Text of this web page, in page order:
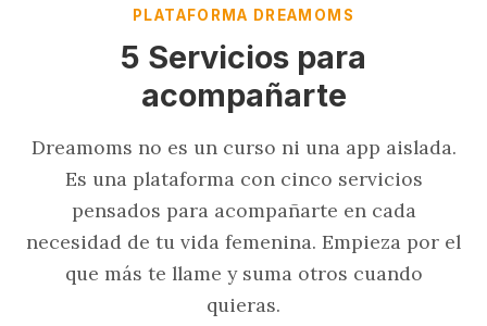
PLATAFORMA DREAMOMS
5 Servicios para
acompañarte
Dreamoms no es un curso ni una app aislada.
Es una plataforma con cinco servicios
pensados para acompañarte en cada
necesidad de tu vida femenina. Empieza por el
que más te llame y suma otros cuando
quieras.